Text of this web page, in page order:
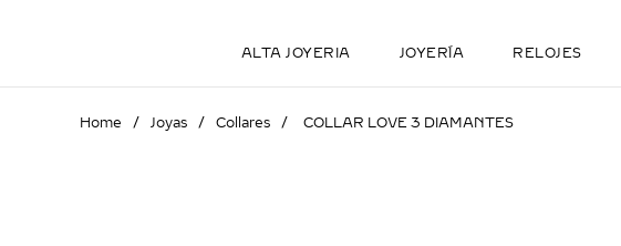
ALTA JOYERIA JOYERÍA RELOJES
Joyas Collares COLLAR LOVE 3 DIAMANTES